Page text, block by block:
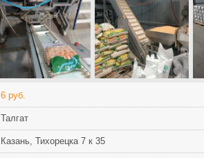
6 руб.
Талгат
Казань, Тихорецка 7 к 35